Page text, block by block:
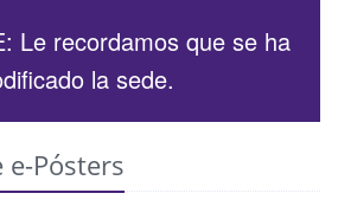
Le recordamos que se ha
la sede.
Pósters